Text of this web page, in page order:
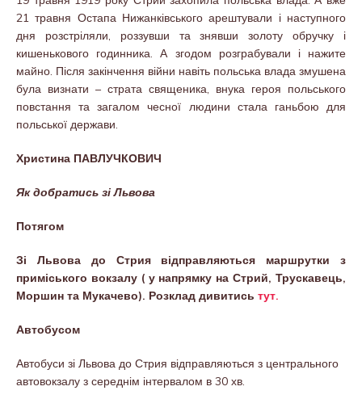
21 травня Остапа Нижанківського арештували і наступного
дня розстріляли, роззувши та знявши золоту обручку і
кишенькового годинника. А згодом розграбували і нажите
майно. Після закінчення війни навіть польська влада змушена
була визнати – страта священика, внука героя польського
повстання та загалом чесної людини стала ганьбою для
польської держави.
Христина ПАВЛУЧКОВИЧ
Як добратись зі Львова
Потягом
Зі Львова до Стрия відправляються маршрутки з
приміського вокзалу ( у напрямку на Стрий, Трускавець,
Моршин та Мукачево). Розклад дивитись тут.
Автобусом
Автобуси зі Львова до Стрия відправляються з центрального
автовокзалу з середнім інтервалом в 30 хв.